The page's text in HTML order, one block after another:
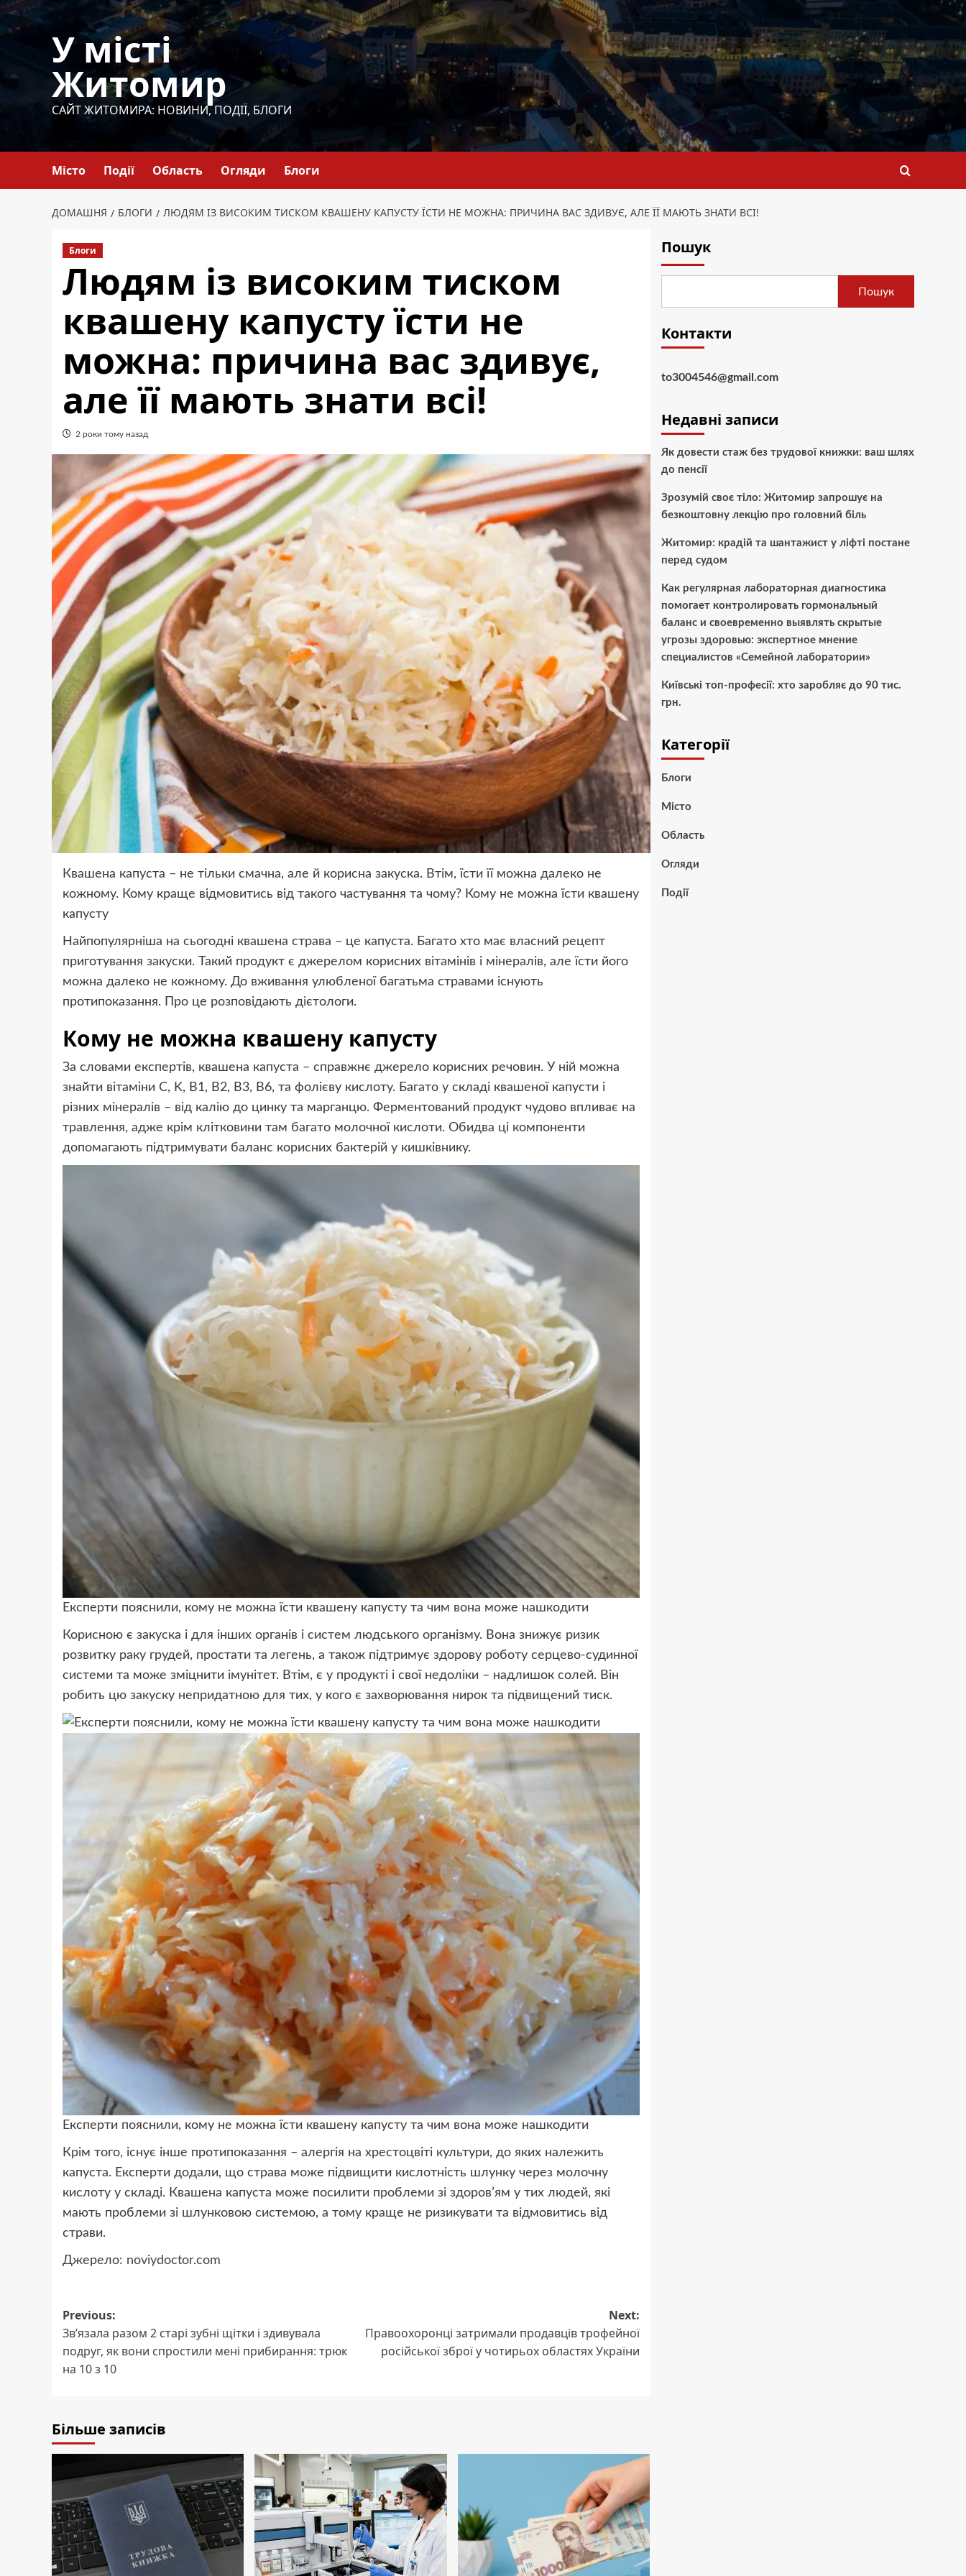
Перейти
У місті
Житомир
САЙТ ЖИТОМИРА: НОВИНИ, ПОДІЇ, БЛОГИ
Місто Події Область Огляди Блоги
ДОМАШНЯ БЛОГИ ЛЮДЯМ ІЗ ВИСОКИМ ТИСКОМ КВАШЕНУ КАПУСТУ ЇСТИ НЕ МОЖНА: ПРИЧИНА ВАС ЗДИВУЄ, АЛЕ ЇЇ МАЮТЬ ЗНАТИ ВСІ!
Блоги
Людям із високим тиском
квашену капусту їсти не
можна: причина вас здивує,
але її мають знати всі!
2 роки тому назад
Квашена капуста – не тільки смачна, але й корисна закуска. Втім, їсти її можна далеко не
кожному. Кому краще відмовитись від такого частування та чому? Кому не можна їсти квашену
капусту
Найпопулярніша на сьогодні квашена страва – це капуста. Багато хто має власний рецепт
приготування закуски. Такий продукт є джерелом корисних вітамінів і мінералів, але їсти його
можна далеко не кожному. До вживання улюбленої багатьма стравами існують
протипоказання. Про це розповідають дієтологи.
Кому не можна квашену капусту
За словами експертів, квашена капуста – справжнє джерело корисних речовин. У ній можна
знайти вітаміни C, K, B1, B2, B3, B6, та фолієву кислоту. Багато у складі квашеної капусти і
різних мінералів – від калію до цинку та марганцю. Ферментований продукт чудово впливає на
травлення, адже крім клітковини там багато молочної кислоти. Обидва ці компоненти
допомагають підтримувати баланс корисних бактерій у кишківнику.
Експерти пояснили, кому не можна їсти квашену капусту та чим вона може нашкодити
Корисною є закуска і для інших органів і систем людського організму. Вона знижує ризик
розвитку раку грудей, простати та легень, а також підтримує здорову роботу серцево-судинної
системи та може зміцнити імунітет. Втім, є у продукті і свої недоліки – надлишок солей. Він
робить цю закуску непридатною для тих, у кого є захворювання нирок та підвищений тиск.
Експерти пояснили, кому не можна їсти квашену капусту та чим вона може нашкодити
Крім того, існує інше протипоказання – алергія на хрестоцвіті культури, до яких належить
капуста. Експерти додали, що страва може підвищити кислотність шлунку через молочну
кислоту у складі. Квашена капуста може посилити проблеми зі здоров’ям у тих людей, які
мають проблеми зі шлунковою системою, а тому краще не ризикувати та відмовитись від
страви.
Джерело: noviydoctor.com
Post
navigation
Previous:
Зв’язала разом 2 старі зубні щітки і здивувала
подруг, як вони спростили мені прибирання: трюк
на 10 з 10
Next:
Правоохоронці затримали продавців трофейної
російської зброї у чотирьох областях України
Більше записів
Пошук
Пошук
Контакти
to3004546@gmail.com
Недавні записи
Як довести стаж без трудової книжки: ваш шлях
до пенсії
Зрозумій своє тіло: Житомир запрошує на
безкоштовну лекцію про головний біль
Житомир: крадій та шантажист у ліфті постане
перед судом
Как регулярная лабораторная диагностика
помогает контролировать гормональный
баланс и своевременно выявлять скрытые
угрозы здоровью: экспертное мнение
специалистов «Семейной лаборатории»
Київські топ-професії: хто заробляє до 90 тис.
грн.
Категорії
Блоги
Місто
Область
Огляди
Події